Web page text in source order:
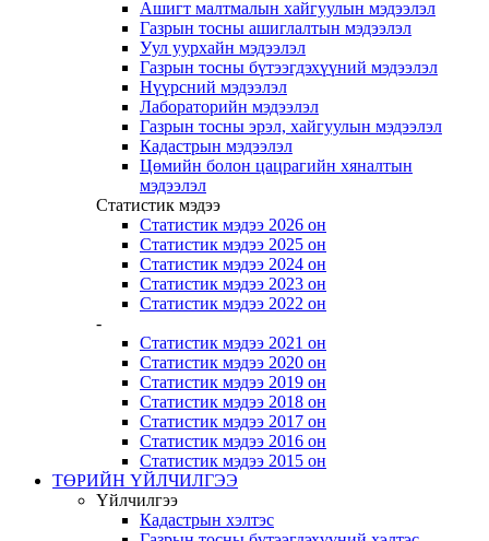
Ашигт малтмалын хайгуулын мэдээлэл
Газрын тосны ашиглалтын мэдээлэл
Уул уурхайн мэдээлэл
Газрын тосны бүтээгдэхүүний мэдээлэл
Нүүрсний мэдээлэл
Лабораторийн мэдээлэл
Газрын тосны эрэл, хайгуулын мэдээлэл
Кадастрын мэдээлэл
Цөмийн болон цацрагийн хяналтын
мэдээлэл
Статистик мэдээ
Статистик мэдээ 2026 он
Статистик мэдээ 2025 он
Статистик мэдээ 2024 он
Статистик мэдээ 2023 он
Статистик мэдээ 2022 он
-
Статистик мэдээ 2021 он
Статистик мэдээ 2020 он
Статистик мэдээ 2019 он
Статистик мэдээ 2018 он
Статистик мэдээ 2017 он
Статистик мэдээ 2016 он
Статистик мэдээ 2015 он
ТӨРИЙН ҮЙЛЧИЛГЭЭ
Үйлчилгээ
Кадастрын хэлтэс